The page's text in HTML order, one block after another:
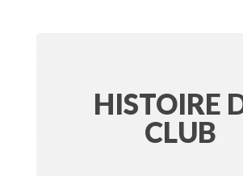
HISTOIRE
CLUB